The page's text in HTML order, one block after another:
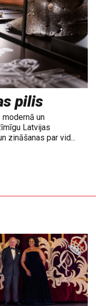
pilis
un
Latvijas
zināšanas par vid...